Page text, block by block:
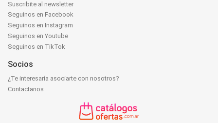
Suscribite al newsletter
Seguinos en Facebook
Seguinos en Instagram
Seguinos en Youtube
Seguinos en TikTok
Socios
¿Te interesaría asociarte con nosotros?
Contactanos